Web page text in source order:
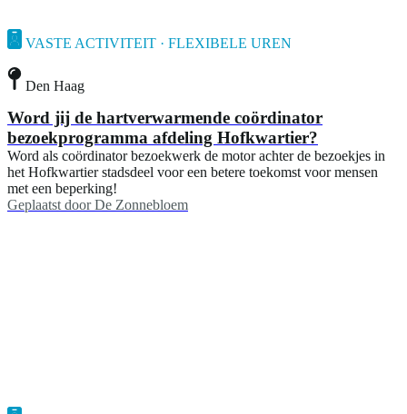
VASTE ACTIVITEIT · FLEXIBELE UREN
Den Haag
Word jij de hartverwarmende coördinator
bezoekprogramma afdeling Hofkwartier?
Word als coördinator bezoekwerk de motor achter de bezoekjes in
het Hofkwartier stadsdeel voor een betere toekomst voor mensen
met een beperking!
Geplaatst door De Zonnebloem